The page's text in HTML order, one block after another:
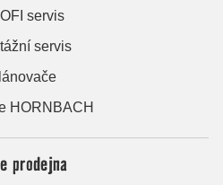
servis
servis
HORNBACH
prodejna